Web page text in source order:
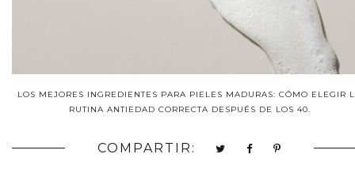
LOS MEJORES INGREDIENTES PARA PIELES MADURAS: CÓMO ELEGIR
RUTINA ANTIEDAD CORRECTA DESPUÉS DE LOS 40.
COMPARTIR: